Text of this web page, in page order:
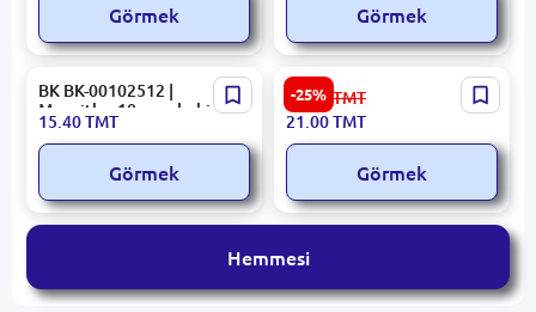
Görmek Görmek
BK BK-00102512 |
Magnitler 10 sany bukja
15.40TMT
Görmek
-25%
E0054 Reňkli Itgijiler |
Itgijiler Köp Reňkli Bukja
28.00 TMT
21.00TMT
Görmek
Hemmesi